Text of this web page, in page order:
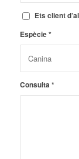
Ets client
Espècie*
Consulta *